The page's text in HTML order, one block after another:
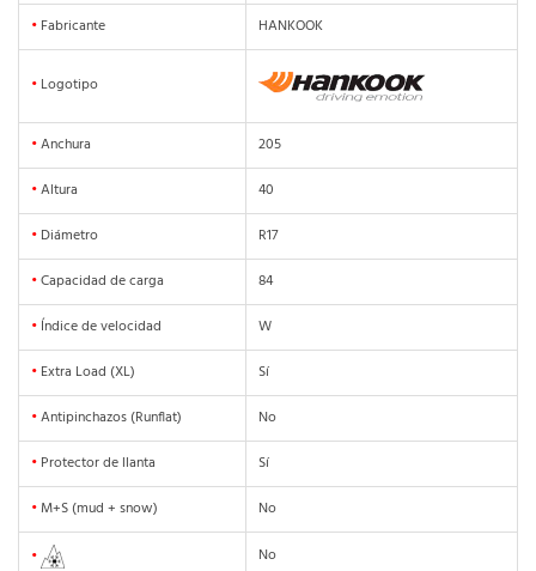
• Fabricante HANKOOK
• Logotipo
•Anchura
205
•Altura
40
• Diámetro
R17
•Capacidad de carga
84
• Índice de velocidad
W
• Extra Load (XL)
Sí
•Antipinchazos (Runflat)
No
• Protector de llanta
Sí
• M+S (mud + snow) No
• No